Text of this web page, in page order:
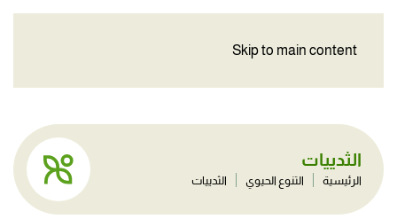
Skip to main content
الثدييات
الرئيسية التنوع الحيوي الثدييات